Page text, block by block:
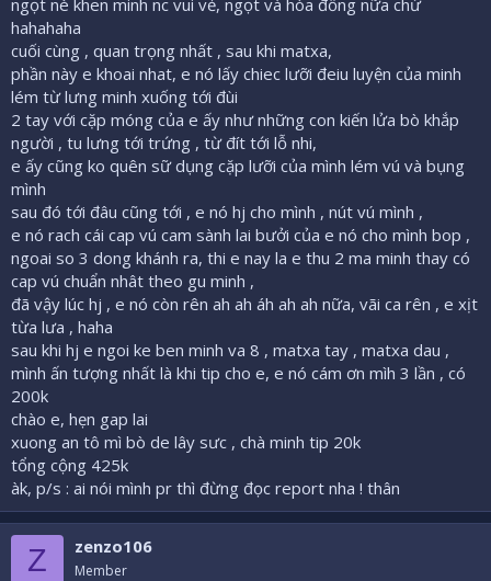
hahahaha
cuối cùng , quan trọng nhất , sau khi matxa,
phần này e khoai nhat, e nó lấy chiec lưỡi đeiu luyện của minh
lém từ lưng minh xuống tới đùi
2 tay với cặp móng của e ấy như những con kiến lửa bò khắp
người , tu lưng tới trứng , từ đít tới lỗ nhi,
e ấy cũng ko quên sữ dụng cặp lưỡi của mình lém vú và bụng
mình
sau đó tới đâu cũng tới , e nó hj cho mình , nút vú mình ,
e nó rach cái cap vú cam sành lai bưởi của e nó cho mình bop ,
ngoai so 3 dong khánh ra, thi e nay la e thu 2 ma minh thay có
cap vú chuẩn nhât theo gu minh ,
đã vậy lúc hj , e nó còn rên ah ah áh ah ah nữa, vãi ca rên , e xịt
từa lưa , haha
sau khi hj e ngoi ke ben minh va 8 , matxa tay , matxa dau ,
mình ấn tượng nhất là khi tip cho e, e nó cám ơn mìh 3 lần , có
200k
chào e, hẹn gap lai
xuong an tô mì bò de lây sưc , chà minh tip 20k
tổng cộng 425k
àk, p/s : ai nói mình pr thì đừng đọc report nha ! thân
Z zenzo106
Member